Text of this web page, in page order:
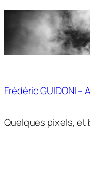
Aller
Frédéric GUIDONI
Quelques pixels,